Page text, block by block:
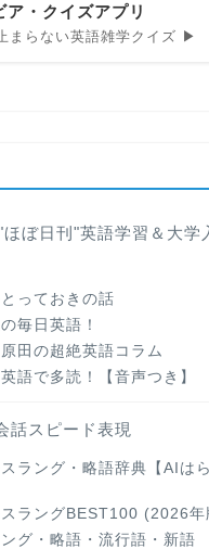
ア・クイズアプリ
まらない英語雑学クイズ ▶
ほぼ日刊"英語学習＆大学
っておきの話
毎日英語！
田の超絶英語コラム
語で多読！【音声つき】
話スピード表現
ラング・略語辞典【AIは
ラングBEST100 (2026年
グ・略語・流行語・新語